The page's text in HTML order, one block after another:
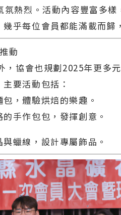
熱烈。活動內容豐富多樣
乎每位會員都能滿載而歸
動
，協會也規劃2025年更多
要活動包括：
，體驗烘焙的樂趣。
手作包包，發揮創意。
蠟線，設計專屬飾品。